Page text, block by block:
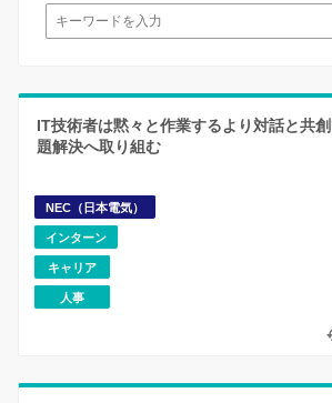
IT技術者は黙々と作業するより対話と共
題解決へ取り組む
NEC（日本電気）
インターン
キャリア
人事